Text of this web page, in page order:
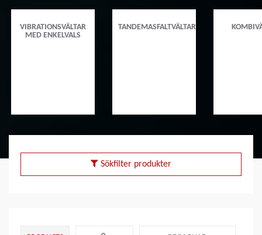
VIBRATIONSVÄLTAR
MED ENKELVALS
TANDEMASFALTVÄLTAR
Sökfilter produkter